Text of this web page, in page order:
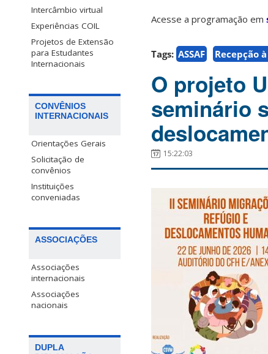
Intercâmbio virtual
Experiências COIL
Projetos de Extensão
para Estudantes
Internacionais
CONVÊNIOS
INTERNACIONAIS
Orientações Gerais
Solicitação de
convênios
Instituições
conveniadas
ASSOCIAÇÕES
Associações
internacionais
Associações
nacionais
DUPLA
Acesse a programação em
Tags: ASSAF Recepção
O projeto
seminário
15:22:03